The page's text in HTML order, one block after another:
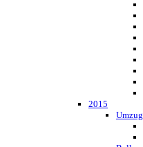
2015
Umzug